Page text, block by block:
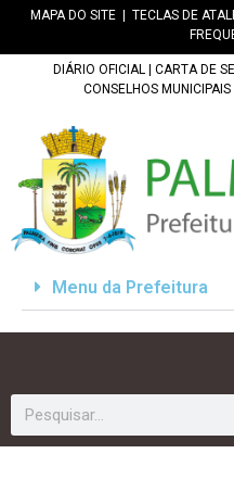
MAPA DO SITE TECLAS DE
DIÁRIO OFICIAL CARTA DE
CONSELHOS MUNICIPAIS
Menu da Prefeitura